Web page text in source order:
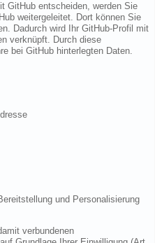
GitHub entscheiden, werden Sie
weitergeleitet. Dort können Sie
Dadurch wird Ihr GitHub-Profil mit
verknüpft. Durch diese
bei GitHub hinterlegten Daten.
und Personalisierung
verbundenen